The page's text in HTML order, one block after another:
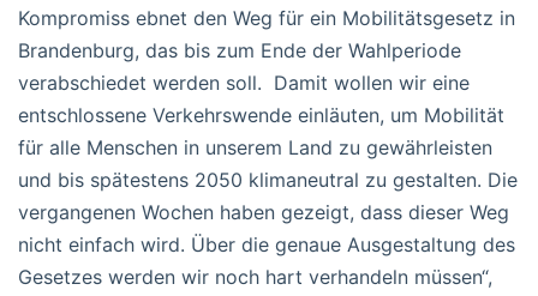
Kompromiss ebnet den Weg für ein Mobilitätsgesetz in
Brandenburg, das bis zum Ende der Wahlperiode
verabschiedet werden soll. Damit wollen wir eine
entschlossene Verkehrswende einläuten, um Mobilität
für alle Menschen in unserem Land zu gewährleisten
und bis spätestens 2050 klimaneutral zu gestalten. Die
vergangenen Wochen haben gezeigt, dass dieser Weg
nicht einfach wird. Über die genaue Ausgestaltung des
Gesetzes werden wir noch hart verhandeln müssen“,